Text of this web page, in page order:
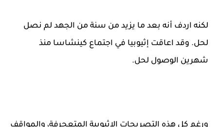
لكنه اردف أنه بعد ما يزيد من سنة من الجهد لم نصل
لحل. وقد اعاقت إثيوبيا في اجتماع كينشاسا منذ
شهرين الوصول لحل.
ورغم كل هذه التصريحات الإثيوبية المتعجرفة، والمواقف